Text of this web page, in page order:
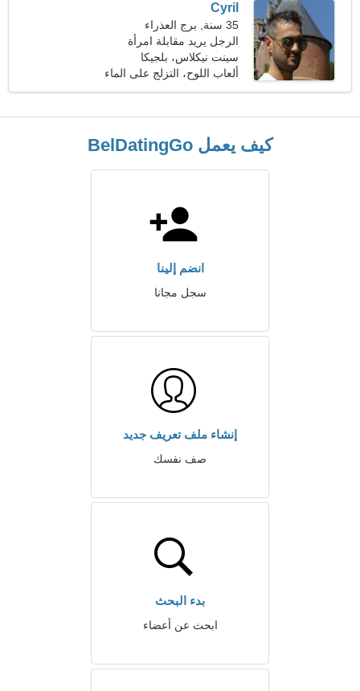
Cyril
35 سنة, برج العذراء
الرجل يريد مقابلة امرأة
سينت نيكلاس، بلجيكا
ألعاب اللوح، التزلج على الماء
كيف يعمل BelDatingGo
انضم إلينا
سجل مجانا
إنشاء ملف تعريف جديد
صف نفسك
بدء البحث
ابحث عن أعضاء